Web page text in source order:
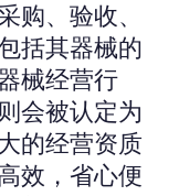
购、验收、
括其器械的
械经营行
会被认定为
的经营资质
效，省心便